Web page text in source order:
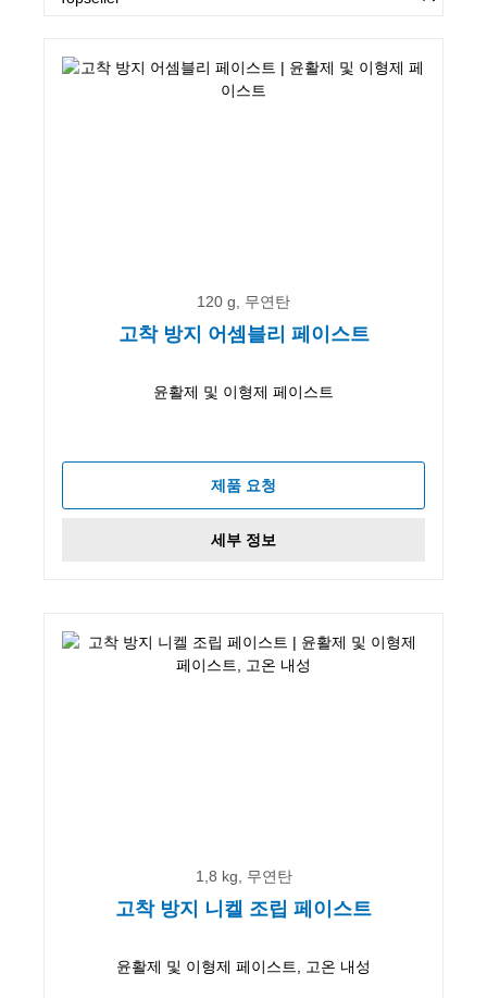
120 g, 무연탄
고착 방지 어셈블리 페이스트
윤활제 및 이형제 페이스트
제품 요청
세부 정보
1,8 kg, 무연탄
고착 방지 니켈 조립 페이스트
윤활제 및 이형제 페이스트, 고온 내성